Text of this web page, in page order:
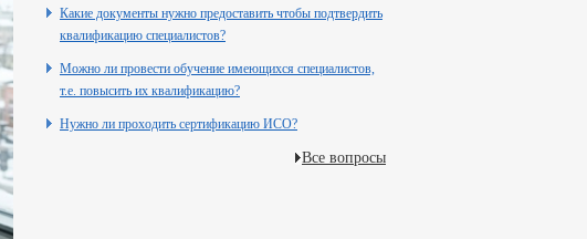
Какие документы нужно предоставить чтобы подтвердить
квалификацию специалистов?
Можно ли провести обучение имеющихся специалистов,
т.е. повысить их квалификацию?
Нужно ли проходить сертификацию ИСО?
Все вопросы